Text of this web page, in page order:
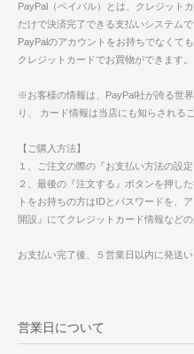
PayPal（ペイパル）とは、クレジット
だけで決済完了できる支払いシステムで
PayPalのアカウントをお持ちでなくて
クレジットカードでお買物ができます。
※お客様の情報は、PayPal社が誇る世
り、 カード情報は当店にも知らされる
【ご購入方法】
１、ご注文の際の『お支払い方法の設定
２、最後の『注文する』ボタンを押し
トをお持ちの方はIDとパスワードを、
開設』にてクレジットカード情報など
お支払い完了後、５営業日以内に発送い
営業日について